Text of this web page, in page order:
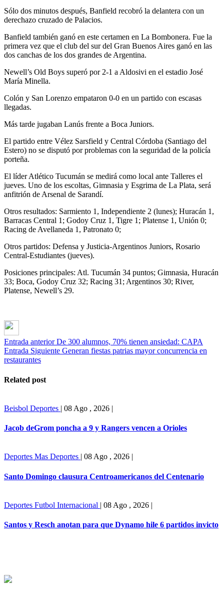
Sólo dos minutos después, Banfield recobró la delantera con un
derechazo cruzado de Palacios.
Banfield también ganó en este certamen en La Bombonera. Fue la
primera vez que el club del sur del Gran Buenos Aires ganó en las
dos canchas de los dos grandes de Argentina.
Newell’s Old Boys superó por 2-1 a Aldosivi en el estadio José
María Minella.
Colón y San Lorenzo empataron 0-0 en un partido con escasas
llegadas.
Más tarde jugaban Lanús frente a Boca Juniors.
El partido entre Vélez Sarsfield y Central Córdoba (Santiago del
Estero) no se disputó por problemas con la seguridad de la policía
porteña.
El líder Atlético Tucumán se medirá como local ante Talleres el
jueves. Uno de los escoltas, Gimnasia y Esgrima de La Plata, será
anfitrión de Arsenal de Sarandí.
Otros resultados: Sarmiento 1, Independiente 2 (lunes); Huracán 1,
Barracas Central 1; Godoy Cruz 1, Tigre 1; Platense 1, Unión 0;
Racing de Avellaneda 1, Patronato 0;
Otros partidos: Defensa y Justicia-Argentinos Juniors, Rosario
Central-Estudiantes (jueves).
Posiciones principales: Atl. Tucumán 34 puntos; Gimnasia, Huracán
33; Boca, Godoy Cruz 32; Racing 31; Argentinos 30; River,
Platense, Newell’s 29.
Entrada anterior De 300 alumnos, 70% tienen ansiedad: CAPA
Entrada Siguiente Generan fiestas patrias mayor concurrencia en
restaurantes
Related post
Beisbol Deportes | 08 Ago , 2026 |
Jacob deGrom poncha a 9 y Rangers vencen a Orioles
Deportes Mas Deportes | 08 Ago , 2026 |
Santo Domingo clausura Centroamericanos del Centenario
Deportes Futbol Internacional | 08 Ago , 2026 |
Santos y Resch anotan para que Dynamo hile 6 partidos invicto